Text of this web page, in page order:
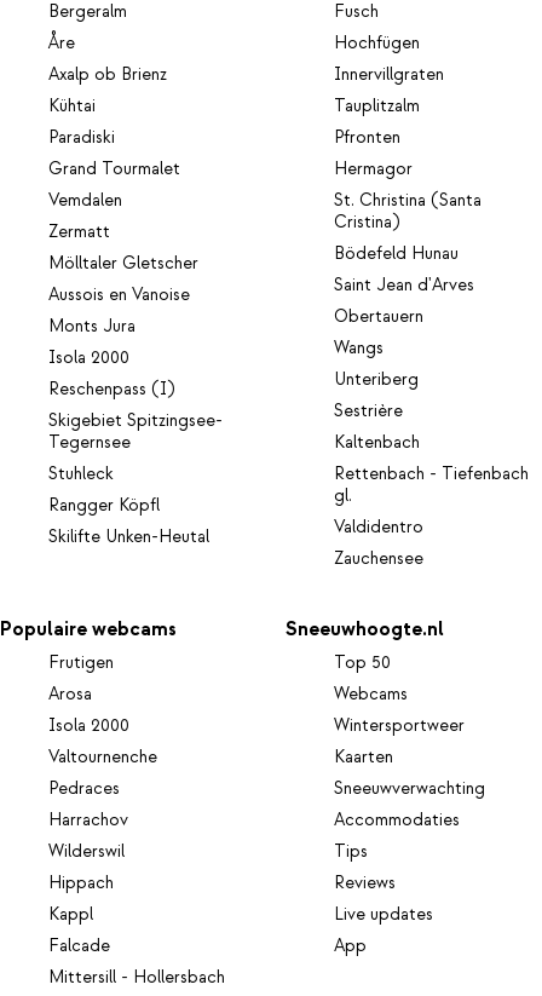
Bergeralm
Åre
Axalp ob Brienz
Kühtai
Paradiski
Grand Tourmalet
Vemdalen
Zermatt
Mölltaler Gletscher
Aussois en Vanoise
Monts Jura
Isola 2000
Reschenpass (I)
Skigebiet Spitzingsee-
Tegernsee
Stuhleck
Rangger Köpfl
Skilifte Unken-Heutal
Fusch
Hochfügen
Innervillgraten
Tauplitzalm
Pfronten
Hermagor
St. Christina (Santa
Cristina)
Bödefeld Hunau
Saint Jean d'Arves
Obertauern
Wangs
Unteriberg
Sestrière
Kaltenbach
Rettenbach - Tiefenbach
gl.
Valdidentro
Zauchensee
Populaire webcams
Frutigen
Arosa
Isola 2000
Valtournenche
Pedraces
Harrachov
Wilderswil
Hippach
Kappl
Falcade
Mittersill - Hollersbach
Sneeuwhoogte.nl
Top 50
Webcams
Wintersportweer
Kaarten
Sneeuwverwachting
Accommodaties
Tips
Reviews
Live updates
App